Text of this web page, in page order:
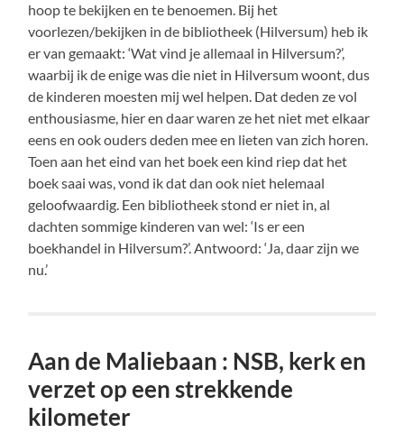
hoop te bekijken en te benoemen. Bij het
voorlezen/bekijken in de bibliotheek (Hilversum) heb ik
er van gemaakt: ‘Wat vind je allemaal in Hilversum?’,
waarbij ik de enige was die niet in Hilversum woont, dus
de kinderen moesten mij wel helpen. Dat deden ze vol
enthousiasme, hier en daar waren ze het niet met elkaar
eens en ook ouders deden mee en lieten van zich horen.
Toen aan het eind van het boek een kind riep dat het
boek saai was, vond ik dat dan ook niet helemaal
geloofwaardig. Een bibliotheek stond er niet in, al
dachten sommige kinderen van wel: ‘Is er een
boekhandel in Hilversum?’. Antwoord: ‘Ja, daar zijn we
nu.’
Aan de Maliebaan : NSB, kerk en
verzet op een strekkende
kilometer